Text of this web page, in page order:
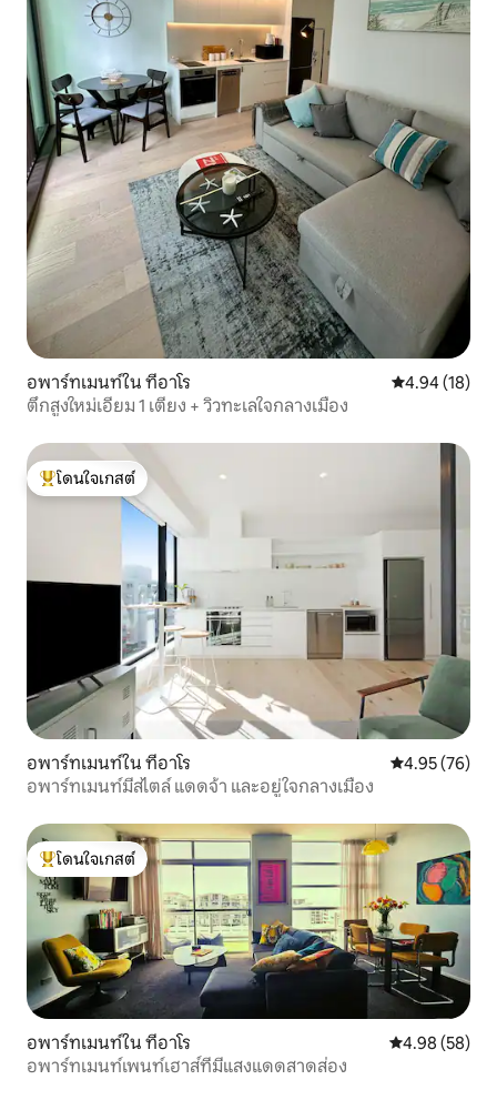
อพาร์ทเมนท์ใน ทีอาโร คะแนนเฉลี่ย
4.94 (18)
ตึกสูงใหม่เอี่ยม 1 เตียง + วิวทะเลใจกลางเมือง
โดนใจเกสต์ที่สุด
โดนใจเกสต์
อพาร์ทเมนท์ใน ทีอาโร คะแนนเฉลี่ย
4.95 (76)
อพาร์ทเมนท์มีสไตล์ แดดจ้า และอยู่ใจกลางเมือง
โดนใจเกสต์ที่สุด
โดนใจเกสต์
อพาร์ทเมนท์ใน ทีอาโร คะแนนเฉลี่ย
4.98 (58)
อพาร์ทเมนท์เพนท์เฮาส์ที่มีแสงแดดสาดส่อง